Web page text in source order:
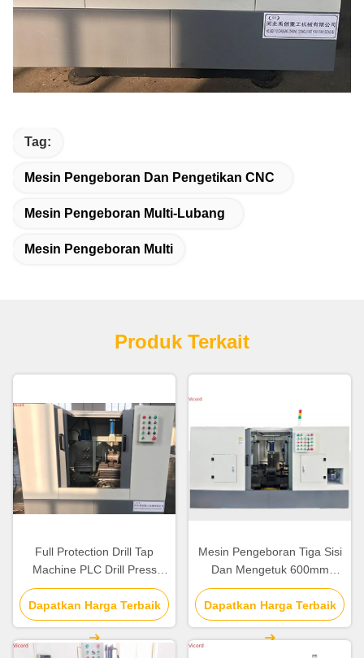
Tag:
Mesin Pengeboran Dan Pengetikan CNC
Mesin Pengeboran Multi-Lubang
Mesin Pengeboran Multi
Produk Terkait
Full Protection Drill Tap
Machine PLC Drill Press
Tapping Machine 1800 KG
Dapatkan Harga Terbaik
Mesin Pengeboran Tiga Sisi
Dan Mengetuk 600mm
Panjang Pengolahan
Maksimum 3500KG
Dapatkan Harga Terbaik